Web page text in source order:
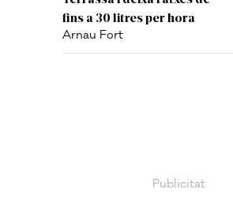
fins a 30 litres per hora
Arnau Fort